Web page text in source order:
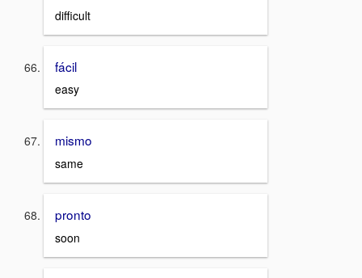
difficult
fácil
easy
mismo
same
pronto
soon